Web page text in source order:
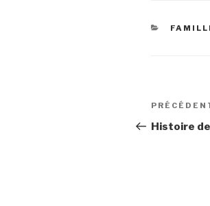
de
Article
précédent
Histoire